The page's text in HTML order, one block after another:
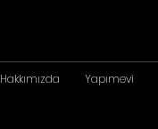
Hakkımızda Yapımevi